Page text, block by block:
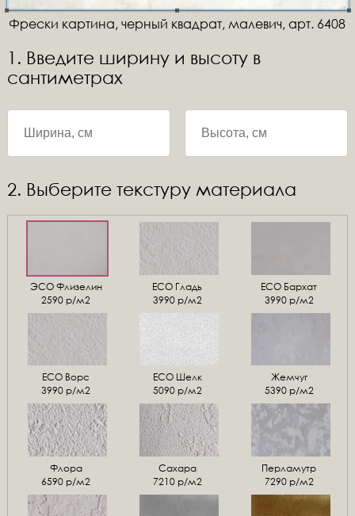
Фрески картина, черный квадрат, малевич, арт. 6408
1. Введите ширину и высоту в
сантиметрах
2. Выберите текстуру материала
ЭСО Флизелин
2590 р/м2
ЕСО Гладь
3990 р/м2
ECO Бархат
3990 р/м2
ЕСО Ворс
3990 р/м2
ЕСО Шелк
5090 р/м2
Жемчуг
5390 р/м2
Флора
6590 р/м2
Сахара
7210 р/м2
Перламутр
7290 р/м2